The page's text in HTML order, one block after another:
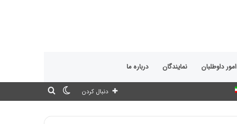
امور داوطلبان نمایندگان درباره ما
تغییر
دنبال کردن